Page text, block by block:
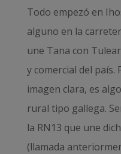
Todo empezó en
alguno en la
une Tana con
y comercial del país.
imagen clara, es
rural tipo gallega.
la RN13 que une
(llamada